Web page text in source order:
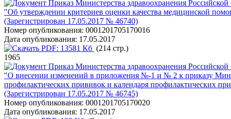
Приказ Министерства здравоохранения
"Об утверждении критериев оценки качества медицинской
(Зарегистрирован 17.05.2017 № 46740)
Номер опубликования: 0001201705170016
Дата опубликования: 17.05.2017
PDF: 13581 Кб (214 стр.)
1965
Приказ Министерства здравоохранения
"О внесении изменений в приложения №-1 и № 2 к приказу
профилактических прививок и календаря профилактических
(Зарегистрирован 17.05.2017 № 46745)
Номер опубликования: 0001201705170020
Дата опубликования: 17.05.2017